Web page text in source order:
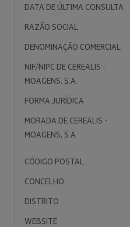
DATA DE ÚLTIMA CONSULTA
RAZÃO SOCIAL
DENOMINAÇÃO COMERCIAL
NIF/NIPC DE CEREALIS -
MOAGENS, S.A.
FORMA JURÍDICA
MORADA DE CEREALIS -
MOAGENS, S.A.
CÓDIGO POSTAL
CONCELHO
DISTRITO
WEBSITE